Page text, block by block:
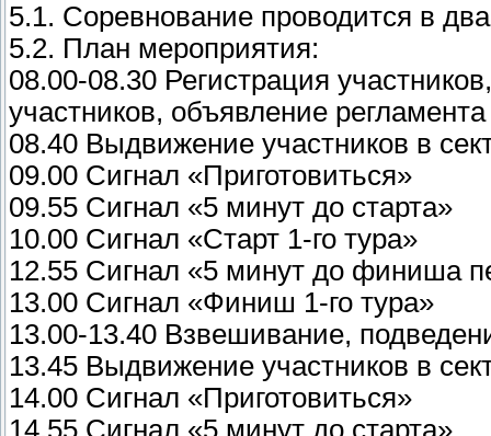
5.1. Соревнование проводится в
5.2. План мероприятия:
08.00-08.30 Регистрация
участников, объявление
08.40 Выдвижение участников в
09.00 Сигнал «Приготовиться»
09.55 Сигнал «5 минут до старта»
10.00 Сигнал «Старт 1-го тура»
12.55 Сигнал «5 минут до финиша
13.00 Сигнал «Финиш 1-го тура»
13.00-13.40 Взвешивание,
13.45 Выдвижение участников в
14.00 Сигнал «Приготовиться»
14.55 Сигнал «5 минут до старта»